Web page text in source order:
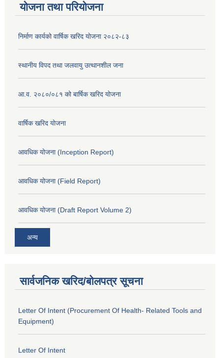
योजना तथा परियोजना
निर्माण कार्यको वार्षिक खरिद योजना २०८२-८३
स्थानीय विपद तथा जलवायु उत्थानशील जना
आ.व. २०८०/०८१ को बार्षिक खरिद योजना
वार्षिक खरिद योजना
आवधिक योजना (Inception Report)
आवधिक योजना (Field Report)
आवधिक योजना (Draft Report Volume 2)
अन्य
सार्वजनिक खरिद/बोलपत्र सूचना
Letter Of Intent (Procurement Of Health- Related Tools and
Equipment)
Letter Of Intent